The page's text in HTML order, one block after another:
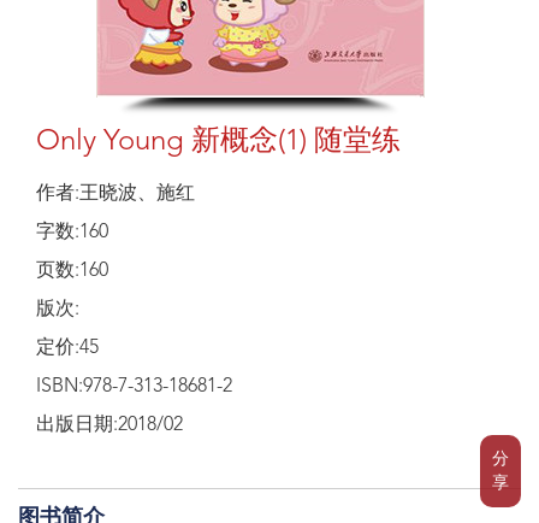
分
享
Only Young 新概念(1) 随堂练
作者:王晓波、施红
字数:160
页数:160
版次:
定价:45
ISBN:978-7-313-18681-2
出版日期:2018/02
图书简介